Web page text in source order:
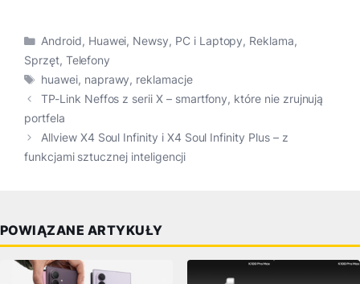
Kategorie
Android, Huawei, Newsy, PC i Laptopy, Reklama,
Sprzęt, Telefony
Tagi
huawei, naprawy, reklamacje
TP-Link Neffos z serii X – smartfony, które nie zrujnują
portfela
Allview X4 Soul Infinity i X4 Soul Infinity Plus – z
funkcjami sztucznej inteligencji
POWIĄZANE ARTYKUŁY